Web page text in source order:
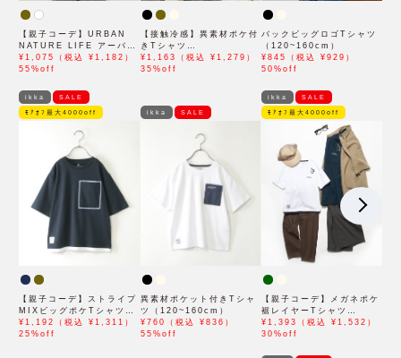
【親子コーデ】URBAN
NATURE LIFE アーバン
ネイチャーライフ ワッペ
ンTシャツ
¥1,075（税込 ¥1,182）
55%off
【接触冷感】異素材ポケ付
きTシャツ
（120~160cm）
¥1,163（税込 ¥1,279）
35%off
バックビッグロゴTシャツ
（120~160cm）
¥845（税込 ¥929）
50%off
ikka SALE
ﾓｱｵﾌ最大4000off
【親子コーデ】ストライプ
MIXビッグポケTシャツ
（120~160cm）
¥1,192（税込 ¥1,311）
25%off
ikka SALE
異素材ポケット付きTシャ
ツ（120~160cm）
¥760（税込 ¥836）
55%off
ikka SALE
ﾓｱｵﾌ最大4000off
【親子コーデ】メガネポケ
裾レイヤーTシャツ
（120~160cm）
¥1,393（税込 ¥1,532）
30%off